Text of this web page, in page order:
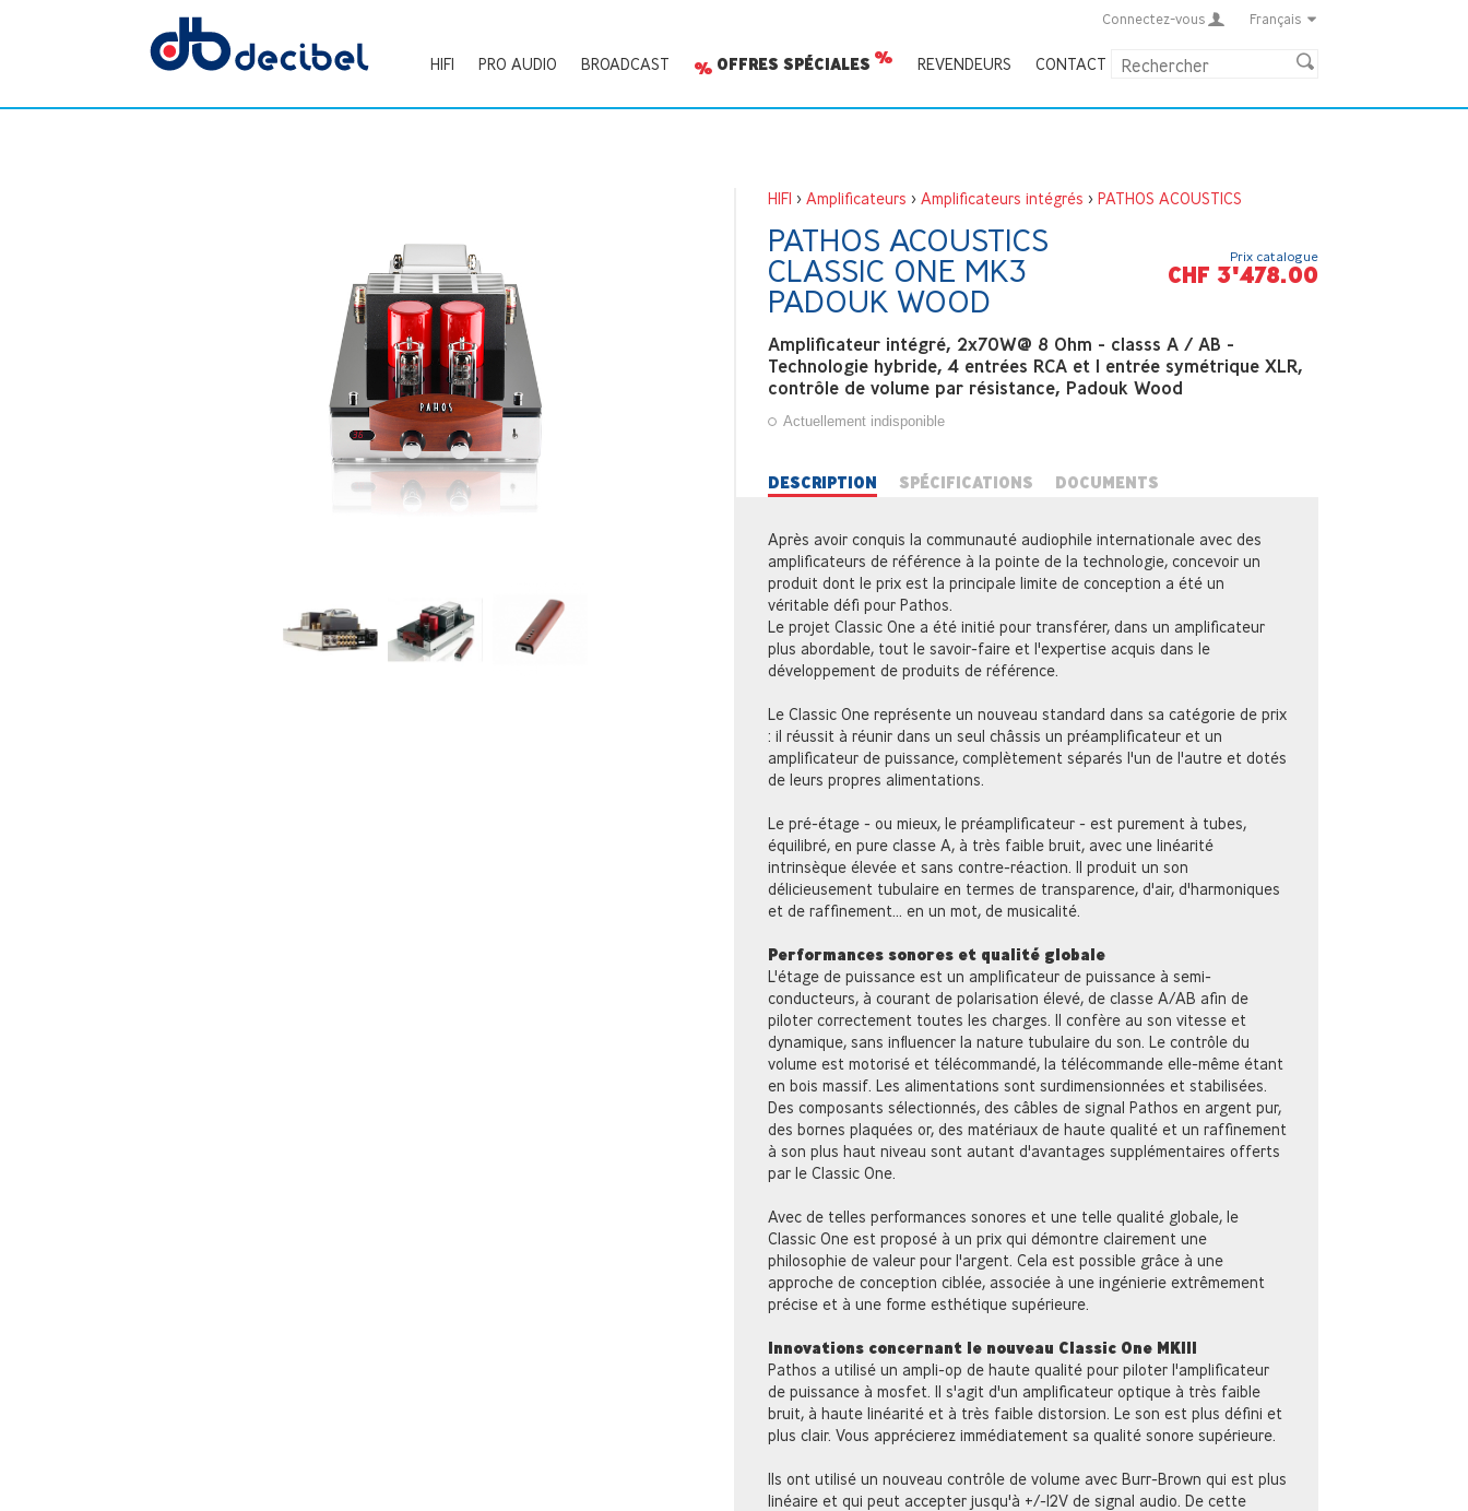
Connectez-vous Français
HIFI PRO AUDIO BROADCAST OFFRES SPÉCIALES REVENDEURS CONTACT
HIFI > Amplificateurs > Amplificateurs intégrés > PATHOS ACOUSTICS
PATHOS ACOUSTICS
CLASSIC ONE MK3
PADOUK WOOD
Amplificateur intégré, 2x70W@ 8 Ohm - classs A / AB -
Technologie hybride, 4 entrées RCA et 1 entrée symétrique XLR,
contrôle de volume par résistance, Padouk Wood
Actuellement indisponible
Prix catalogue
CHF 3'478.00
DESCRIPTION SPÉCIFICATIONS DOCUMENTS
Après avoir conquis la communauté audiophile internationale avec des
amplificateurs de référence à la pointe de la technologie, concevoir un
produit dont le prix est la principale limite de conception a été un
véritable défi pour Pathos.
Le projet Classic One a été initié pour transférer, dans un amplificateur
plus abordable, tout le savoir-faire et l'expertise acquis dans le
développement de produits de référence.
Le Classic One représente un nouveau standard dans sa catégorie de prix
: il réussit à réunir dans un seul châssis un préamplificateur et un
amplificateur de puissance, complètement séparés l'un de l'autre et dotés
de leurs propres alimentations.
Le pré-étage - ou mieux, le préamplificateur - est purement à tubes,
équilibré, en pure classe A, à très faible bruit, avec une linéarité
intrinsèque élevée et sans contre-réaction. Il produit un son
délicieusement tubulaire en termes de transparence, d'air, d'harmoniques
et de raffinement... en un mot, de musicalité.
Performances sonores et qualité globale
L'étage de puissance est un amplificateur de puissance à semi-
conducteurs, à courant de polarisation élevé, de classe A/AB afin de
piloter correctement toutes les charges. Il confère au son vitesse et
dynamique, sans influencer la nature tubulaire du son. Le contrôle du
volume est motorisé et télécommandé, la télécommande elle-même étant
en bois massif. Les alimentations sont surdimensionnées et stabilisées.
Des composants sélectionnés, des câbles de signal Pathos en argent pur,
des bornes plaquées or, des matériaux de haute qualité et un raffinement
à son plus haut niveau sont autant d'avantages supplémentaires offerts
par le Classic One.
Avec de telles performances sonores et une telle qualité globale, le
Classic One est proposé à un prix qui démontre clairement une
philosophie de valeur pour l'argent. Cela est possible grâce à une
approche de conception ciblée, associée à une ingénierie extrêmement
précise et à une forme esthétique supérieure.
Innovations concernant le nouveau Classic One MKIII
Pathos a utilisé un ampli-op de haute qualité pour piloter l'amplificateur
de puissance à mosfet. Il s'agit d'un amplificateur optique à très faible
bruit, à haute linéarité et à très faible distorsion. Le son est plus défini et
plus clair. Vous apprécierez immédiatement sa qualité sonore supérieure.
Ils ont utilisé un nouveau contrôle de volume avec Burr-Brown qui est plus
linéaire et qui peut accepter jusqu'à +/-12V de signal audio. De cette